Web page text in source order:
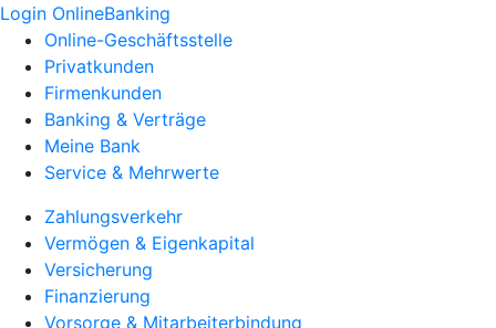
Login OnlineBanking
Online-Geschäftsstelle
Privatkunden
Firmenkunden
Banking & Verträge
Meine Bank
Service & Mehrwerte
Zahlungsverkehr
Vermögen & Eigenkapital
Versicherung
Finanzierung
Vorsorge & Mitarbeiterbindung